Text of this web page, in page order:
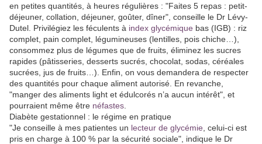
en petites quantités, à heures régulières : "Faites 5 repas : petit-
déjeuner, collation, déjeuner, goûter, dîner", conseille le Dr Lévy-
Dutel. Privilégiez les féculents à index glycémique bas (IGB) : riz
complet, pain complet, légumineuses (lentilles, pois chiche…),
consommez plus de légumes que de fruits, éliminez les sucres
rapides (pâtisseries, desserts sucrés, chocolat, sodas, céréales
sucrées, jus de fruits…). Enfin, on vous demandera de respecter
des quantités pour chaque aliment autorisé. En revanche,
"manger des aliments light et édulcorés n’a aucun intérêt", et
pourraient même être néfastes
Diabète gestationnel : le régime en pratique
"Je conseille à mes patientes un lecteur de glycémie , celui-ci est
pris en charge à 100 % par la sécurité sociale", indique le Dr